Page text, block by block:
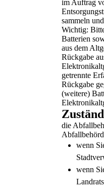
im Auftrag
sammeln
Wichtig:
Batterien
aus dem
Rückgabe
getrennte
Rückgabe
(weitere)
die
wenn
wenn